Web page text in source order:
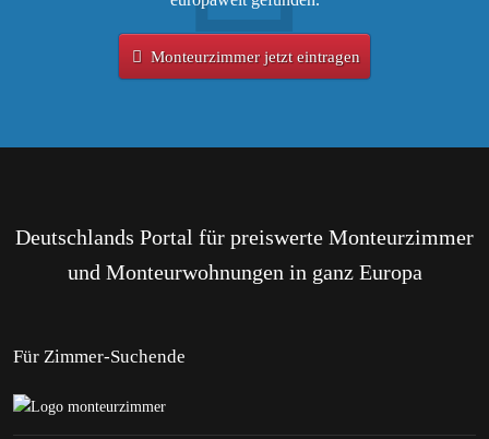
Monteurzimmer jetzt eintragen
Deutschlands Portal für preiswerte Monteurzimmer
und Monteurwohnungen in ganz Europa
Für Zimmer-Suchende